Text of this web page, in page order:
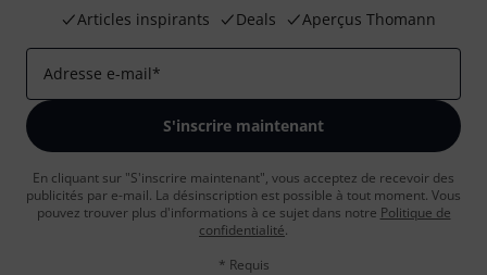
Articles inspirants
Deals Aperçus Thomann
Adresse e-mail*
S'inscrire maintenant
En cliquant sur "S'inscrire maintenant", vous acceptez de recevoir des
publicités par e-mail. La désinscription est possible à tout moment. Vous
pouvez trouver plus d'informations à ce sujet dans notre Politique de
confidentialité.
* Requis